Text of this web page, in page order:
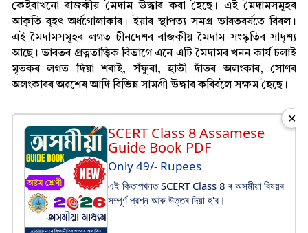
কেইবাখনো ৰাজকীয় মৈদাম উদ্ধাৰ কৰা হৈছে। এই মৈদামসমূহৰ
আকৃতি বৃহৎ অৰ্ধগোলাকাৰ। ইয়াৰ স্থাপত্য সমগ্ৰ ভাৰতবর্ষতে বিৰল।
এই মৈদামসমূহৰ লগত চীনদেশৰ ৰাজকীয় মৈদাম সংস্কৃতিৰ সাদৃশ্য
আছে। ভাৰতৰ প্ৰত্নতাত্ত্বিক বিভাগে এনে এটি মৈদামৰ খনন কাৰ্য চলাই
মৃতকৰ লগত দিয়া শৰাই, সঁফুৰা, হাতী দাঁতৰ অলংকাৰ, সোণৰ
অলংকাৰৰ অৱশেষ আদি বিভিন্ন সামগ্ৰী উদ্ধাৰ কৰিবলৈ সক্ষম হৈছে।
SCERT Class 8 Assamese
Guide Book PDF
Only 49/- Rupees
এই কিতাপখনত SCERT Class 8 ৰ অসমীয়া বিষয়ৰ
সম্পূর্ণ প্রশ্ন আৰু উত্তৰ দিয়া হ'ব।
✕